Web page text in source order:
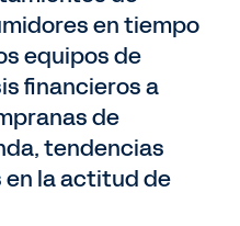
en tiempo
equipos de
financieros a
de
tendencias
la actitud de